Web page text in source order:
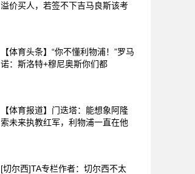
溢价买人，若签不下吉马良斯该考
【体育头条】“你不懂利物浦！”罗马
诺：斯洛特+穆尼奥斯你们都
【体育报道】门迭塔：能想象阿隆
索未来执教红军，利物浦一直在他
[切尔西]TA专栏作者：切尔西不太